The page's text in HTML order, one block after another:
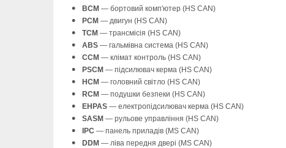
BCM — бортовий комп'ютер (HS CAN)
PCM — двигун (HS CAN)
TCM — трансмісія (HS CAN)
ABS — гальмівна система (HS CAN)
CCM — клімат контроль (HS CAN)
PSCM — підсилювач керма (HS CAN)
HCM — головний світло (HS CAN)
RCM — подушки безпеки (HS CAN)
EHPAS — електропідсилювач керма (HS CAN)
SASM — рульове управління (HS CAN)
IPC — панель приладів (MS CAN)
DDM — ліва передня двері (MS CAN)